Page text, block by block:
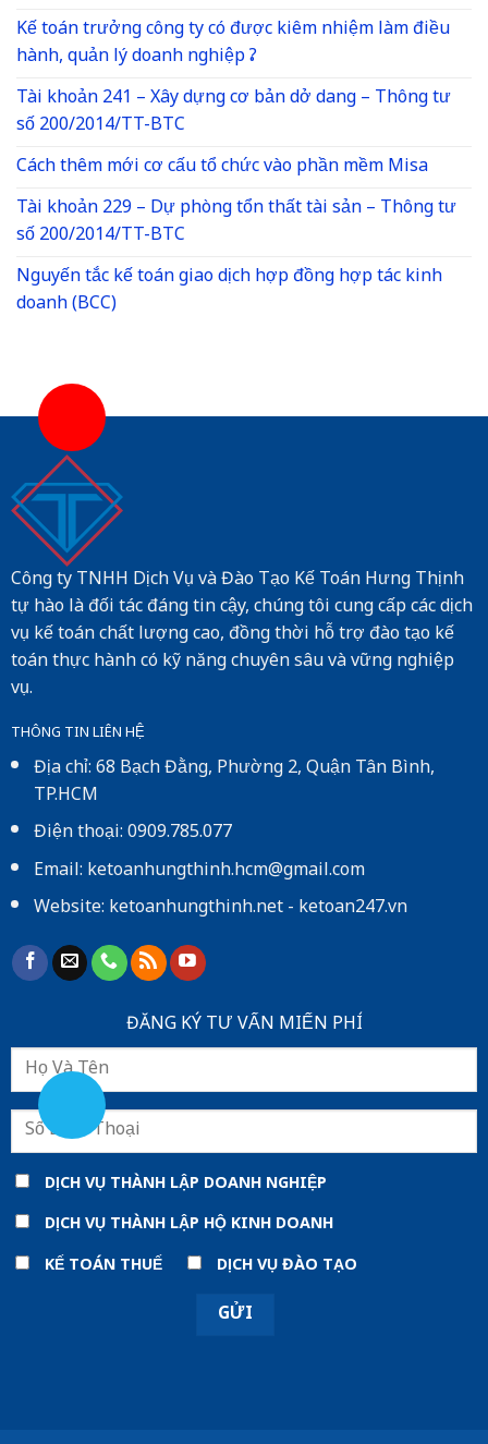
Kế toán trưởng công ty có được kiêm nhiệm làm điều
hành, quản lý doanh nghiệp ?
Tài khoản 241 – Xây dựng cơ bản dở dang – Thông tư
số 200/2014/TT-BTC
Cách thêm mới cơ cấu tổ chức vào phần mềm Misa
Tài khoản 229 – Dự phòng tổn thất tài sản – Thông tư
số 200/2014/TT-BTC
Nguyến tắc kế toán giao dịch hợp đồng hợp tác kinh
doanh (BCC)
Công ty TNHH Dịch Vụ và Đào Tạo Kế Toán Hưng Thịnh
tự hào là đối tác đáng tin cậy, chúng tôi cung cấp các dịch
vụ kế toán chất lượng cao, đồng thời hỗ trợ đào tạo kế
toán thực hành có kỹ năng chuyên sâu và vững nghiệp
vụ.
THÔNG TIN LIÊN HỆ
Địa chỉ: 68 Bạch Đằng, Phường 2, Quận Tân Bình,
TP.HCM
Điện thoại: 0909.785.077
Email: ketoanhungthinh.hcm@gmail.com
Website:ketoanhungthinh.net-ketoan247.vn
ĐĂNG KÝ TƯ VẤN MIẾN PHÍ
DỊCH VỤ THÀNH LẬP DOANH NGHIỆP
DỊCH VỤ THÀNH LẬP HỘ KINH DOANH
KẾ TOÁN THUẾ
DỊCH VỤ ĐÀO TẠO